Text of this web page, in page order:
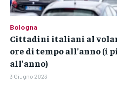
Bologna
Cittadini italiani al
ore di tempo all’anno (i
all’anno)
3 Giugno 2023